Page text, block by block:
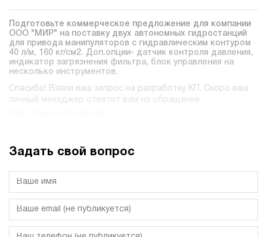
Подготовьте коммерческое предложение для компании
ООО "МИР" на поставку двух автономных гидростанций
для привода манипуляторов c гидравлическим контуром
40 л/м, 160 кг/см2. Доп.опции- датчик контроля давления,
индикатор загрязнения фильтра, блок управления на
несколько инструментов.
Спасибо! Взяли ваш запрос на разработку КП. Скоро ваш
личный менеджер ответит вам на обращение.
Задать свой вопрос